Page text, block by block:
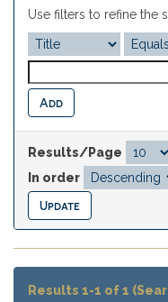
Use filters to refine the
Results/Page
In order
Results 1-1 of 1